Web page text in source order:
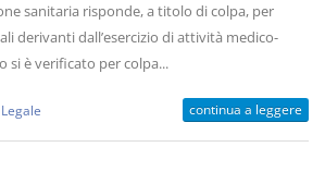
sanitaria risponde, a titolo di colpa, per
derivanti dall’esercizio di attività medico-
si è verificato per colpa...
Legale continua a leggere